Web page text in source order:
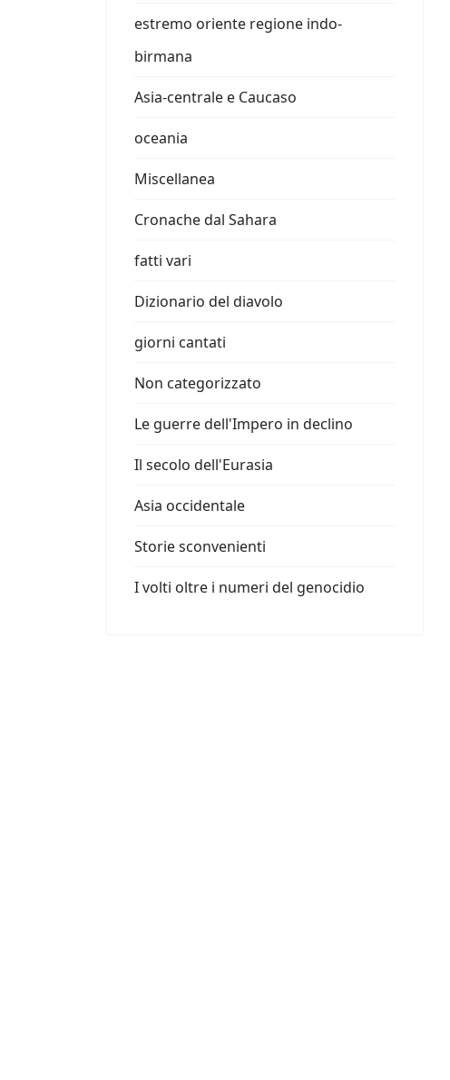
estremo oriente regione indo-
birmana
Asia-centrale e Caucaso
oceania
Miscellanea
Cronache dal Sahara
fatti vari
Dizionario del diavolo
giorni cantati
Non categorizzato
Le guerre dell'Impero in declino
Il secolo dell'Eurasia
Asia occidentale
Storie sconvenienti
I volti oltre i numeri del genocidio